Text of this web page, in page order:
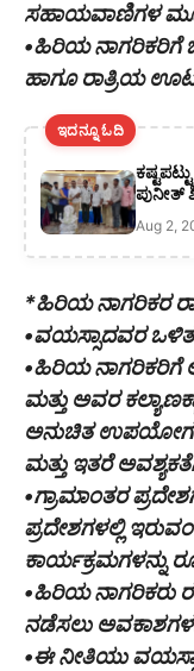
ಸಹಾಯವಾಣಿಗಳ
•ಹಿರಿಯ ನಾಗರಿಕರಿಗೆ
ಹಾಗೂ ರಾತ್ರಿಯ
ಇದನ್ನೂ ಓದಿ
ಪುನೀತ್
Aug 2,
*ಹಿರಿಯ ನಾಗರಿಕರ
•ವಯಸ್ಸಾದವರ
•ಹಿರಿಯ ನಾಗರಿಕರಿಗೆ
ಮತ್ತು ಅವರ
ಅನುಚಿತ ಉಪಯೋಗ
ಮತ್ತು ಇತರೆ
•ಗ್ರಾಮಾಂತರ
ಪ್ರದೇಶಗಳಲ್ಲಿ
ಕಾರ್ಯಕ್ರಮಗಳನ್ನು
•ಹಿರಿಯ ನಾಗರಿಕರು
ನಡೆಸಲು
•ಈ ನೀತಿಯು